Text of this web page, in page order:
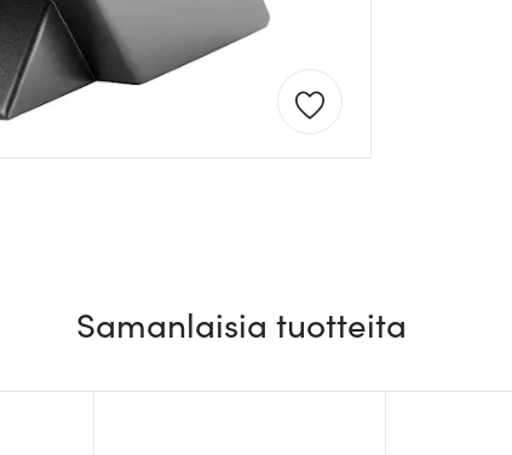
Samanlaisia tuotteita